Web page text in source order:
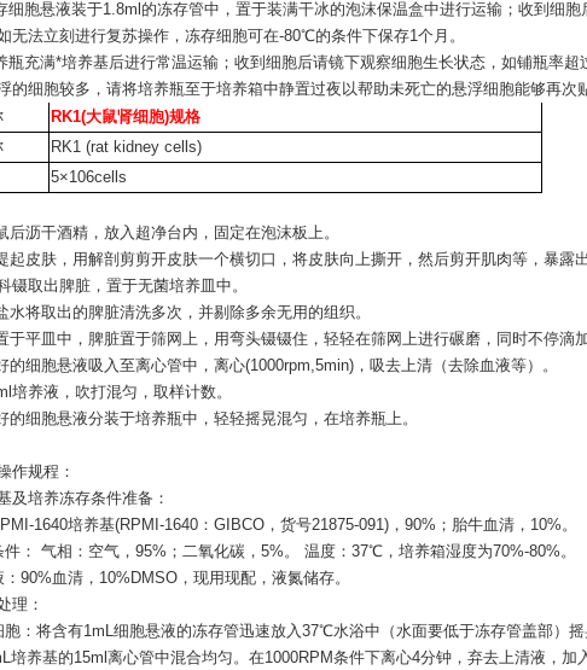
细胞悬液装于1.8ml的冻存管中，置于装满干冰的泡沫保温盒中进行运输；收到细
无法立刻进行复苏操作，冻存细胞可在-80℃的条件下保存1个月。
瓶充满*培养基后进行常温运输；收到细胞后请镜下观察细胞生长状态，如铺瓶率超
的细胞较多，请将培养瓶至于培养箱中静置过夜以帮助未死亡的悬浮细胞能够再次
RK1(大鼠肾细胞)规格
RK1 (rat kidney cells)
5×106cells
后沥干酒精，放入超净台内，固定在泡沫板上。
起皮肤，用解剖剪剪开皮肤一个横切口，将皮肤向上撕开，然后剪开肌肉等，暴露
镊取出脾脏，置于无菌培养皿中。
水将取出的脾脏清洗多次，并剔除多余无用的组织。
于平皿中，脾脏置于筛网上，用弯头镊镊住，轻轻在筛网上进行碾磨，同时不停滴
的细胞悬液吸入至离心管中，离心(1000rpm,5min)，吸去上清（去除血液等）。
培养液，吹打混匀，取样计数。
的细胞悬液分装于培养瓶中，轻轻摇晃混匀，在培养瓶上。
作规程：
及培养冻存条件准备：
1640培养基(RPMI-1640：GIBCO，货号21875-091)，90%；胎牛血清，10%。
件： 气相：空气，95%；二氧化碳，5%。 温度：37℃，培养箱湿度为70%-80%。
90%血清，10%DMSO，现用现配，液氮储存。
理：
胞：将含有1mL细胞悬液的冻存管迅速放入37℃水浴中（水面要低于冻存管盖部）
培养基的15ml离心管中混合均匀。在1000RPM条件下离心4分钟，弃去上清液，加